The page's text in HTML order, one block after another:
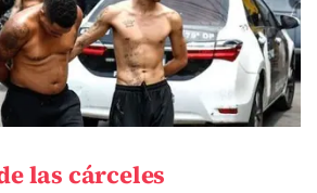
las cárceles